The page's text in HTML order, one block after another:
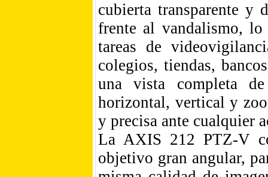
cubierta transparente y
frente al vandalismo, lo
tareas de
colegios, tiendas,
una vista completa
horizontal, vertical y
y precisa ante cualquier
La AXIS 212 PTZ-V
objetivo gran angular,